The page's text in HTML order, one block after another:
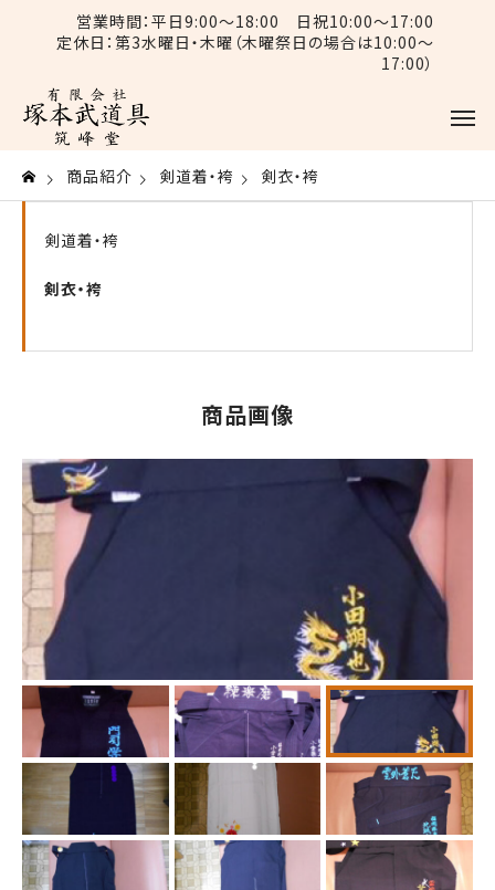
営業時間：平日9:00〜18:00 日祝10:00〜17:00
定休日：第3水曜日・木曜（木曜祭日の場合は10:00〜
17:00）
商品紹介 剣道着・袴 剣衣・袴
剣道着・袴
剣衣・袴
商品画像